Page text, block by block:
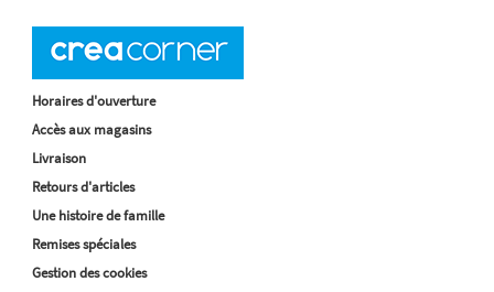
Horaires d'ouverture
Accès aux magasins
Livraison
Retours d'articles
Une histoire de famille
Remises spéciales
Gestion des cookies